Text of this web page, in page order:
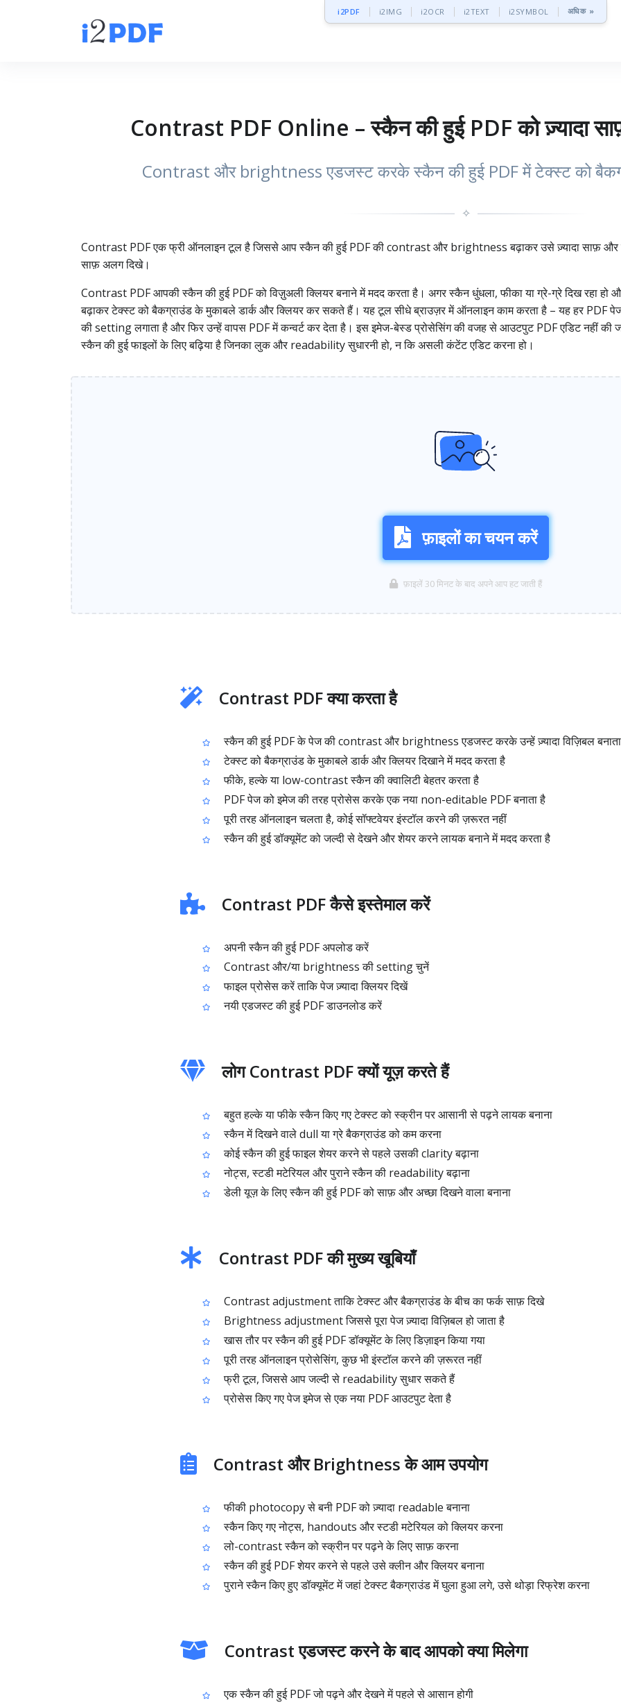
i2PDF i2IMG i2OCR i2TEXT i2SYMBOL अधिक »
Contrast PDF Online – स्कैन की हुई PDF को ज़्यादा
Contrast और brightness एडजस्ट करके स्कैन की हुई PDF में टेक्स्ट को
✧
Contrast PDF एक फ्री ऑनलाइन टूल है जिससे आप स्कैन की हुई PDF की contrast और brightness बढ़ाकर उसे ज़्यादा साफ़ और
साफ़ अलग दिखे।
Contrast PDF आपकी स्कैन की हुई PDF को विज़ुअली क्लियर बनाने में मदद करता है। अगर स्कैन धुंधला, फीका या ग्रे-ग्रे दिख रहा
बढ़ाकर टेक्स्ट को बैकग्राउंड के मुकाबले डार्क और क्लियर कर सकते हैं। यह टूल सीधे ब्राउज़र में ऑनलाइन काम करता है – यह हर
की setting लगाता है और फिर उन्हें वापस PDF में कन्वर्ट कर देता है। इस इमेज-बेस्ड प्रोसेसिंग की वजह से आउटपुट PDF एडिट नहीं की
स्कैन की हुई फाइलों के लिए बढ़िया है जिनका लुक और readability सुधारनी हो, न कि असली कंटेंट एडिट करना हो।
फ़ाइलों का चयन करें
फ़ाइलें 30 मिनट के बाद अपने आप हट जाती हैं
Contrast PDF क्या करता है
स्कैन की हुई PDF के पेज की contrast और brightness एडजस्ट करके उन्हें ज़्यादा विज़िबल
टेक्स्ट को बैकग्राउंड के मुकाबले डार्क और क्लियर दिखाने में मदद करता है
फीके, हल्के या low-contrast स्कैन की क्वालिटी बेहतर करता है
PDF पेज को इमेज की तरह प्रोसेस करके एक नया non-editable PDF बनाता है
पूरी तरह ऑनलाइन चलता है, कोई सॉफ्टवेयर इंस्टॉल करने की ज़रूरत नहीं
स्कैन की हुई डॉक्यूमेंट को जल्दी से देखने और शेयर करने लायक बनाने में मदद करता है
Contrast PDF कैसे इस्तेमाल करें
अपनी स्कैन की हुई PDF अपलोड करें
Contrast और/या brightness की setting चुनें
फाइल प्रोसेस करें ताकि पेज ज़्यादा क्लियर दिखें
नयी एडजस्ट की हुई PDF डाउनलोड करें
लोग Contrast PDF क्यों यूज़ करते हैं
बहुत हल्के या फीके स्कैन किए गए टेक्स्ट को स्क्रीन पर आसानी से पढ़ने लायक बनाना
स्कैन में दिखने वाले dull या ग्रे बैकग्राउंड को कम करना
कोई स्कैन की हुई फाइल शेयर करने से पहले उसकी clarity बढ़ाना
नोट्स, स्टडी मटेरियल और पुराने स्कैन की readability बढ़ाना
डेली यूज़ के लिए स्कैन की हुई PDF को साफ़ और अच्छा दिखने वाला बनाना
Contrast PDF की मुख्य खूबियाँ
Contrast adjustment ताकि टेक्स्ट और बैकग्राउंड के बीच का फर्क साफ़ दिखे
Brightness adjustment जिससे पूरा पेज ज़्यादा विज़िबल हो जाता है
खास तौर पर स्कैन की हुई PDF डॉक्यूमेंट के लिए डिज़ाइन किया गया
पूरी तरह ऑनलाइन प्रोसेसिंग, कुछ भी इंस्टॉल करने की ज़रूरत नहीं
फ्री टूल, जिससे आप जल्दी से readability सुधार सकते हैं
प्रोसेस किए गए पेज इमेज से एक नया PDF आउटपुट देता है
Contrast और Brightness के आम उपयोग
फीकी photocopy से बनी PDF को ज़्यादा readable बनाना
स्कैन किए गए नोट्स, handouts और स्टडी मटेरियल को क्लियर करना
लो-contrast स्कैन को स्क्रीन पर पढ़ने के लिए साफ़ करना
स्कैन की हुई PDF शेयर करने से पहले उसे क्लीन और क्लियर बनाना
पुराने स्कैन किए हुए डॉक्यूमेंट में जहां टेक्स्ट बैकग्राउंड में घुला हुआ लगे, उसे थोड़ा रिफ्रेश करना
Contrast एडजस्ट करने के बाद आपको क्या मिलेगा
एक स्कैन की हुई PDF जो पढ़ने और देखने में पहले से आसान होगी